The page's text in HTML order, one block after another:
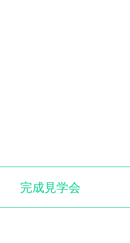
完成見学会